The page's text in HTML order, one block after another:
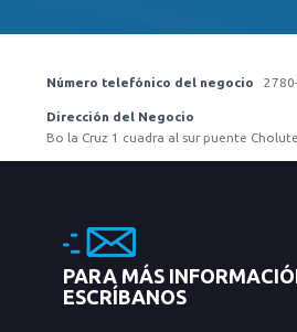
Número telefónico del negocio
Dirección del Negocio
Bo la Cruz 1 cuadra al sur puente
PARA MÁS
ESCRÍBANOS